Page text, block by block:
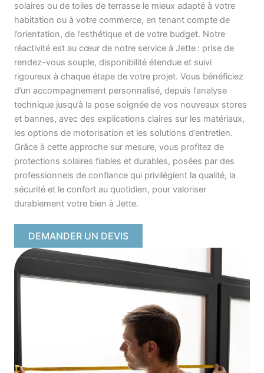
solaires ou de toiles de terrasse le mieux adapté à votre
habitation ou à votre commerce, en tenant compte de
l’orientation, de l’esthétique et de votre budget. Notre
réactivité est au cœur de notre service à Jette : prise de
rendez-vous souple, disponibilité étendue et suivi
rigoureux à chaque étape de votre projet. Vous bénéficiez
d’un accompagnement personnalisé, depuis l’analyse
technique jusqu’à la pose soignée de vos nouveaux stores
et bannes, avec des explications claires sur les matériaux,
les options de motorisation et les solutions d’entretien.
Grâce à cette approche sur mesure, vous profitez de
protections solaires fiables et durables, posées par des
professionnels de confiance qui privilégient la qualité, la
sécurité et le confort au quotidien, pour valoriser
durablement votre bien à Jette.
DEMANDER UN DEVIS